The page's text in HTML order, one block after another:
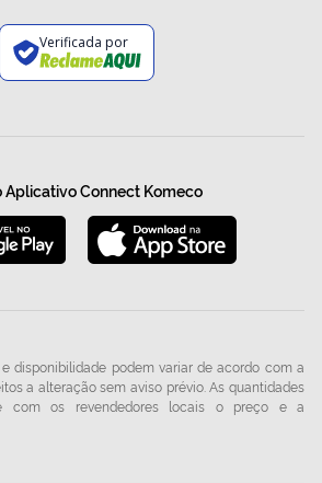
Verificada por
Aplicativo Connect Komeco
disponibilidade podem variar de acordo com a
a alteração sem aviso prévio. As quantidades
com os revendedores locais o preço e a